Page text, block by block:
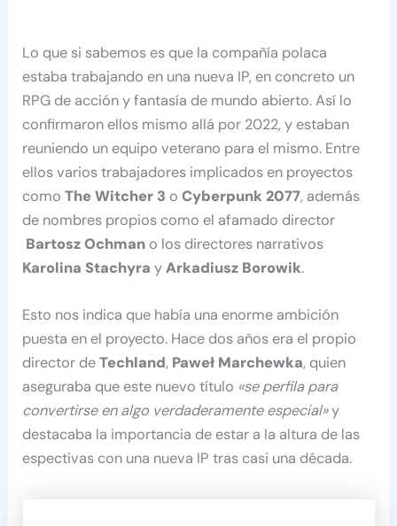
Lo que si sabemos es que la compañía polaca
estaba trabajando en una nueva IP, en concreto un
RPG de acción y fantasía de mundo abierto. Así lo
confirmaron ellos mismo allá por 2022, y estaban
reuniendo un equipo veterano para el mismo. Entre
ellos varios trabajadores implicados en proyectos
comoThe Witcher 3 oCyberpunk 2077, además
de nombres propios como el afamado director
Bartosz Ochman o los directores narrativos
Karolina StachyrayArkadiusz Borowik.
Esto nos indica que había una enorme ambición
puesta en el proyecto. Hace dos años era el propio
director deTechland, Paweł Marchewka, quien
aseguraba que este nuevo título «se perfila para
convertirse en algo verdaderamente especial»y
destacaba la importancia de estar a la altura de las
espectivas con una nueva IP tras casi una década.